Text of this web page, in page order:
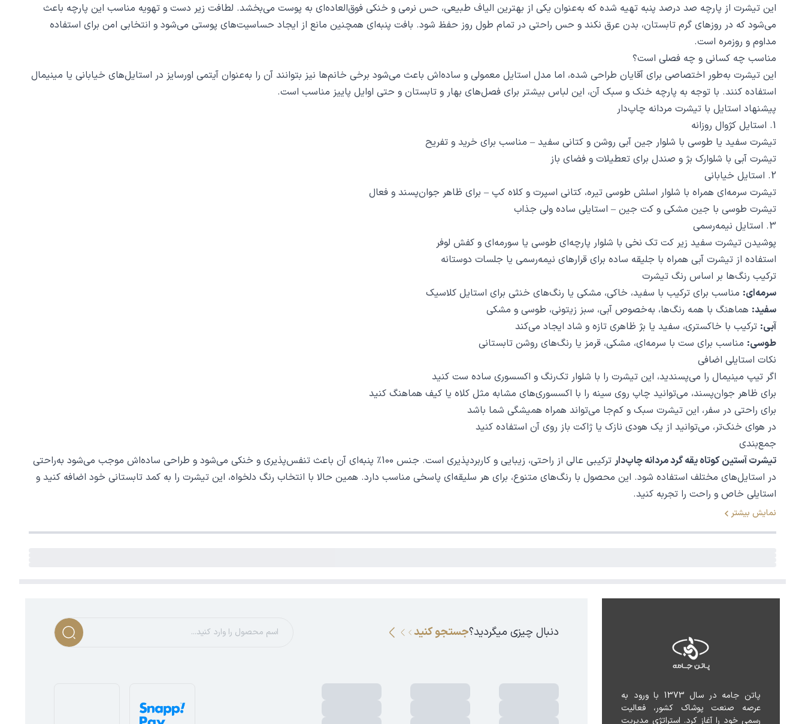
این تیشرت از پارچه صد درصد پنبه تهیه شده که به‌عنوان یکی از بهترین الیاف طبیعی، حس نرمی و خنکی فوق‌العاده‌ای به پوست می‌بخشد. لطافت زیر دست و تهویه مناسب این پارچه باعث
می‌شود که در روزهای گرم تابستان، بدن عرق نکند و حس راحتی در تمام طول روز حفظ شود. بافت پنبه‌ای همچنین مانع از ایجاد حساسیت‌های پوستی می‌شود و انتخابی امن برای استفاده
مداوم و روزمره است.
مناسب چه کسانی و چه فصلی است؟
این تیشرت به‌طور اختصاصی برای آقایان طراحی شده، اما مدل استایل معمولی و ساده‌اش باعث می‌شود برخی خانم‌ها نیز بتوانند آن را به‌عنوان آیتمی اورسایز در استایل‌های خیابانی یا مینیمال
استفاده کنند. با توجه به پارچه خنک و سبک آن، این لباس بیشتر برای فصل‌های بهار و تابستان و حتی اوایل پاییز مناسب است.
پیشنهاد استایل با تیشرت مردانه چاپ‌دار
1. استایل کژوال روزانه
تیشرت سفید یا طوسی با شلوار جین آبی روشن و کتانی سفید – مناسب برای خرید و تفریح
تیشرت آبی با شلوارک بژ و صندل برای تعطیلات و فضای باز
2. استایل خیابانی
تیشرت سرمه‌ای همراه با شلوار اسلش طوسی تیره، کتانی اسپرت و کلاه کپ – برای ظاهر جوان‌پسند و فعال
تیشرت طوسی با جین مشکی و کت جین – استایلی ساده ولی جذاب
3. استایل نیمه‌رسمی
پوشیدن تیشرت سفید زیر کت تک نخی با شلوار پارچه‌ای طوسی یا سورمه‌ای و کفش لوفر
استفاده از تیشرت آبی همراه با جلیقه ساده برای قرارهای نیمه‌رسمی یا جلسات دوستانه
ترکیب رنگ‌ها بر اساس رنگ تیشرت
سرمه‌ای: مناسب برای ترکیب با سفید، خاکی، مشکی یا رنگ‌های خنثی برای استایل کلاسیک
سفید: هماهنگ با همه رنگ‌ها، به‌خصوص آبی، سبز زیتونی، طوسی و مشکی
آبی: ترکیب با خاکستری، سفید یا بژ ظاهری تازه و شاد ایجاد می‌کند
طوسی: مناسب برای ست با سرمه‌ای، مشکی، قرمز یا رنگ‌های روشن تابستانی
نکات استایلی اضافی
اگر تیپ مینیمال را می‌پسندید، این تیشرت را با شلوار تک‌رنگ و اکسسوری ساده ست کنید
برای ظاهر جوان‌پسند، می‌توانید چاپ روی سینه را با اکسسوری‌های مشابه مثل کلاه یا کیف هماهنگ کنید
برای راحتی در سفر، این تیشرت سبک و کم‌جا می‌تواند همراه همیشگی شما باشد
در هوای خنک‌تر، می‌توانید از یک هودی نازک یا ژاکت باز روی آن استفاده کنید
جمع‌بندی
تیشرت آستین کوتاه یقه گرد مردانه چاپ‌دار
ترکیبی عالی از راحتی، زیبایی و کاربردپذیری است. جنس 100٪ پنبه‌ای آن باعث تنفس‌پذیری و خنکی می‌شود و طراحی ساده‌اش موجب می‌شود به‌راحتی
در استایل‌های مختلف استفاده شود. این محصول با رنگ‌های متنوع، برای هر سلیقه‌ای پاسخی مناسب دارد. همین حالا با انتخاب رنگ دلخواه، این تیشرت را به کمد تابستانی خود اضافه کنید و
استایلی خاص و راحت را تجربه کنید.
نمایش بیشتر
دنبال چیزی میگردید؟جستجو کنید